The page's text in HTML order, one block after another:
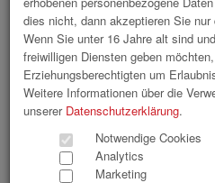
55 Bilder
« 1
dies nicht, dann akzeptieren Sie
Wenn Sie unter 16 Jahre alt sind
freiwilligen Diensten geben
Erziehungsberechtigten um
Weitere Informationen über die
unserer Datenschutzerklärung.
Notwendige Cookies
Analytics
Marketing